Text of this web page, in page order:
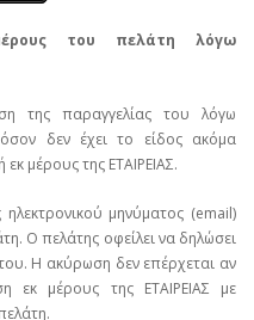
του πελάτη λόγω
της παραγγελίας του λόγω
δεν έχει το είδος ακόμα
μέρους της ΕΤΑΙΡΕΙΑΣ.
μηνύματος (email)
Ο πελάτης οφείλει να δηλώσει
Η ακύρωση δεν επέρχεται αν
εκ μέρους της ΕΤΑΙΡΕΙΑΣ με